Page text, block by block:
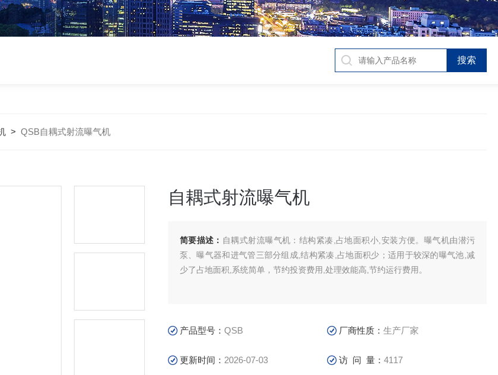
> QSB自耦式射流曝气机
自耦式射流曝气机
简要描述： 自耦式射流曝气机：结构紧凑,占地面积小,安装方便。曝气机由潜污
泵、曝气器和进气管三部分组成,结构紧凑,占地面积少；适用于较深的曝气池,减
少了占地面积,系统简单，节约投资费用,处理效能高,节约运行费用。
产品型号： QSB 厂商性质：生产厂家
更新时间： 2026-07-03 访 问 量：4117